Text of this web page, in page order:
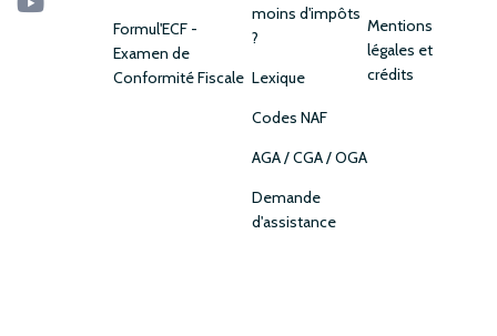
Formul'ECF -
Examen de
Conformité Fiscale
moins d'impôts
?
Lexique
Codes NAF
AGA / CGA / OGA
Demande
d'assistance
Mentions
légales et
crédits